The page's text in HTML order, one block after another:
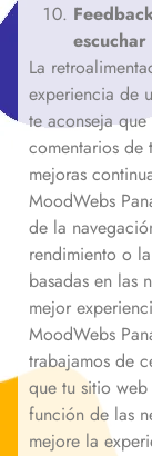
La
experiencia de
te aconseja
comentarios de
mejoras
MoodWebs
de la
rendimiento o
basadas en las
mejor
MoodWebs
trabajamos de
que tu sitio
función de las
mejore la